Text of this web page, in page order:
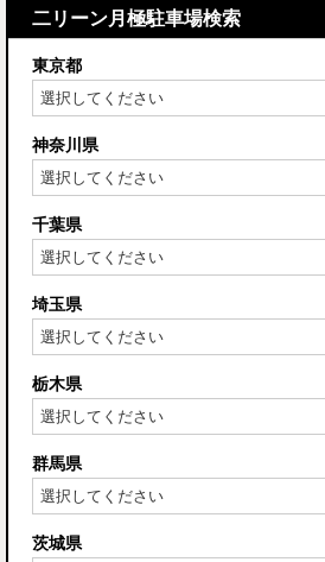
二リーン月極駐車場検索
東京都
神奈川県
千葉県
埼玉県
栃木県
群馬県
茨城県